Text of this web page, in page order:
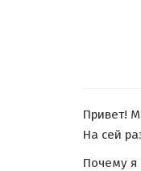
Привет!
На сей
Почему я